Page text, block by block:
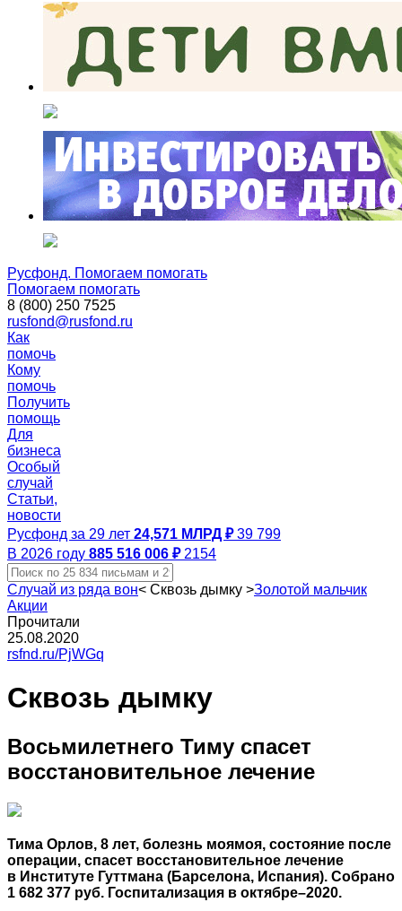
Русфонд. Помогаем помогать
Помогаем помогать
8 (800) 250 7525
rusfond@rusfond.ru
Как
помочь
Кому
помочь
Получить
помощь
Для
бизнеса
Особый
случай
Статьи,
новости
Русфонд за 29 лет 24,571 МЛРД ₽ 39 799
В 2026 году 885 516 006 ₽ 2154
Случай из ряда вон< Сквозь дымку >Золотой мальчик
Акции
Прочитали
25.08.2020
rsfnd.ru/PjWGq
Сквозь дымку
Восьмилетнего Тиму спасет
восстановительное лечение
Тима Орлов, 8 лет, болезнь моямоя, состояние после
операции, спасет восстановительное лечение
в Институте Гуттмана (Барселона, Испания). Собрано
1 682 377 руб. Госпитализация в октябре–2020.